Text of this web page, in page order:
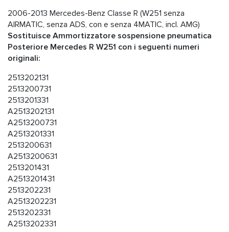
2006-2013 Mercedes-Benz Classe R (W251 senza
AIRMATIC, senza ADS, con e senza 4MATIC, incl. AMG)
Sostituisce Ammortizzatore sospensione pneumatica
Posteriore Mercedes R W251 con i seguenti numeri
originali:
2513202131
2513200731
2513201331
A2513202131
A2513200731
A2513201331
2513200631
A2513200631
2513201431
A2513201431
2513202231
A2513202231
2513202331
A2513202331